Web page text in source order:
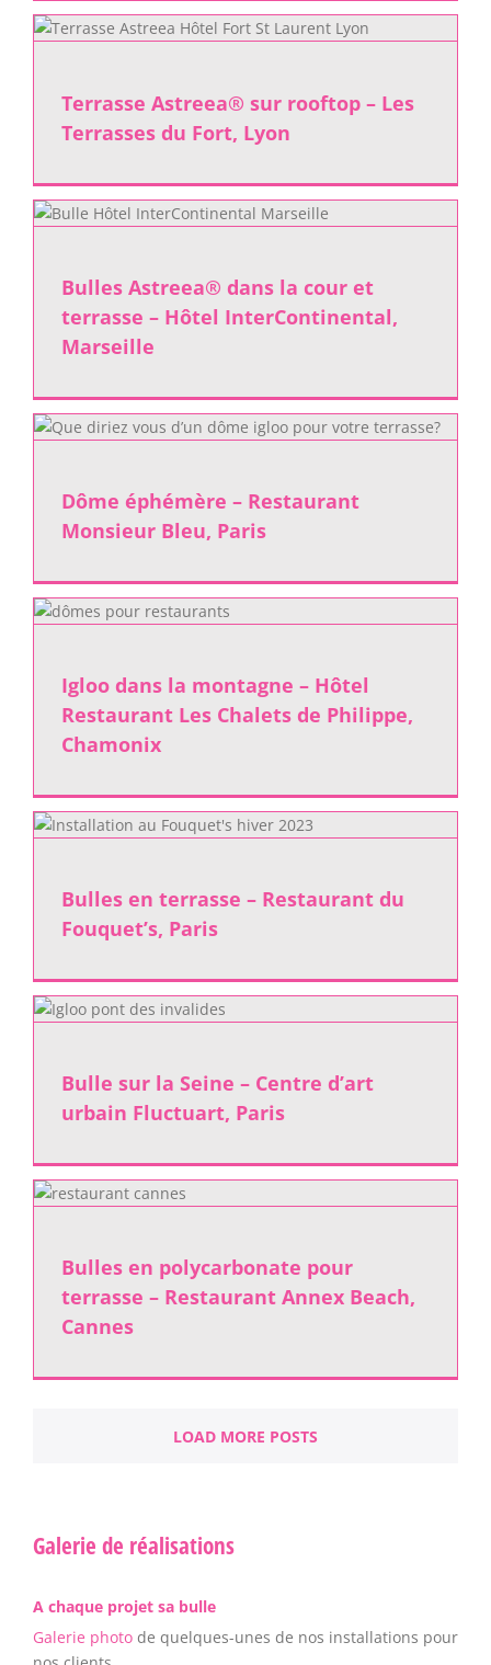
Terrasse Astreea® sur rooftop – Les
Terrasses du Fort, Lyon
Bulles Astreea® dans la cour et
terrasse – Hôtel InterContinental,
Marseille
Dôme éphémère – Restaurant
Monsieur Bleu, Paris
Igloo dans la montagne – Hôtel
Restaurant Les Chalets de Philippe,
Chamonix
Bulles en terrasse – Restaurant du
Fouquet’s, Paris
Bulle sur la Seine – Centre d’art
urbain Fluctuart, Paris
Bulles en polycarbonate pour
terrasse – Restaurant Annex Beach,
Cannes
LOAD MORE POSTS
Galerie de réalisations
A chaque projet sa bulle
Galerie photo de quelques-unes de nos installations pour